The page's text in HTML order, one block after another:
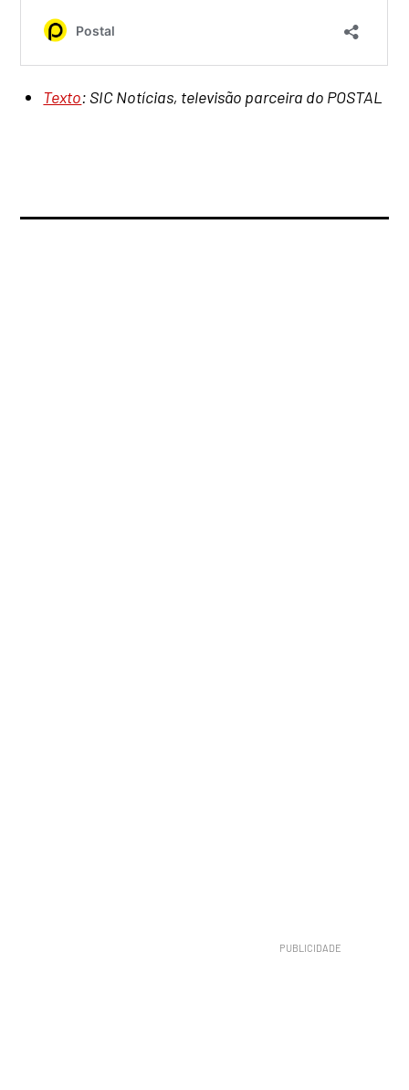
Texto: SIC Notícias, televisão parceira do POSTAL